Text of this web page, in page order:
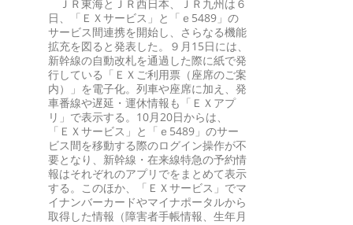
ＪＲ東海とＪＲ西日本、ＪＲ九州は６
日、「ＥＸサービス」と「ｅ5489」の
サービス間連携を開始し、さらなる機能
拡充を図ると発表した。９月15日には、
新幹線の自動改札を通過した際に紙で発
行している「ＥＸご利用票（座席のご案
内）」を電子化。列車や座席に加え、発
車番線や遅延・運休情報も「ＥＸアプ
リ」で表示する。10月20日からは、
「ＥＸサービス」と「ｅ5489」のサー
ビス間を移動する際のログイン操作が不
要となり、新幹線・在来線特急の予約情
報はそれぞれのアプリでをまとめて表示
する。このほか、「ＥＸサービス」でマ
イナンバーカードやマイナポータルから
取得した情報（障害者手帳情報、生年月